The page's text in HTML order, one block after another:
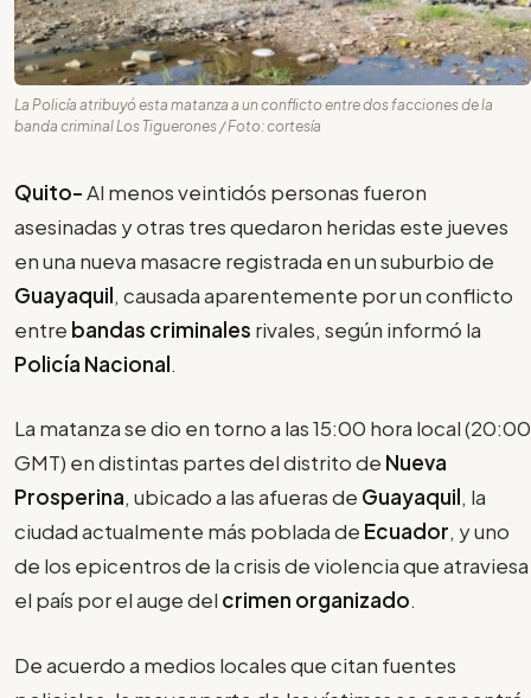
La Policía atribuyó esta matanza a un conflicto entre dos facciones de la
banda criminal Los Tiguerones / Foto: cortesía
Quito-Al menos veintidós personas fueron
asesinadas y otras tres quedaron heridas este jueves
en una nueva masacre registrada en un suburbio de
Guayaquil, causada aparentemente por un conflicto
entre bandas criminales rivales, según informó la
Policía Nacional.
La matanza se dio en torno a las 15:00 hora local (20:00
GMT) en distintas partes del distrito de Nueva
Prosperina, ubicado a las afueras de Guayaquil, la
ciudad actualmente más poblada de Ecuador, y uno
de los epicentros de la crisis de violencia que atraviesa
el país por el auge del crimen organizado.
De acuerdo a medios locales que citan fuentes